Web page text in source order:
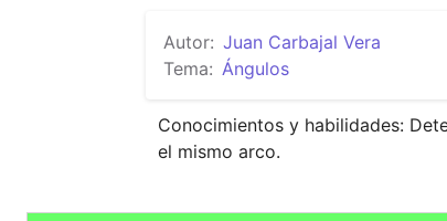
Autor: Juan Carbajal Vera
Tema: Ángulos
Conocimientos y habilidades:
el mismo arco.